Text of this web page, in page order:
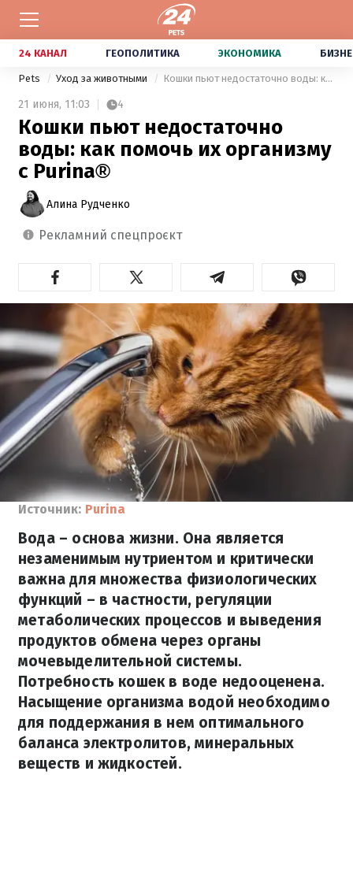
24 КАНАЛ ГЕОПОЛИТИКА ЭКОНОМИКА
Pets Уход за животными Кошки пьют недостаточно воды: как помочь их организму с Purina®
21 июня, 11:03 4
Кошки пьют недостаточно
воды: как помочь их организму
с Purina®
Алина Рудченко
рекламний спецпроєкт
Источник: Purina
Вода – основа жизни. Она является
незаменимым нутриентом и критически
важна для множества физиологических
функций – в частности, регуляции
метаболических процессов и выведения
продуктов обмена через органы
мочевыделительной системы.
Потребность кошек в воде недооценена.
Насыщение организма водой необходимо
для поддержания в нем оптимального
баланса электролитов, минеральных
веществ и жидкостей.